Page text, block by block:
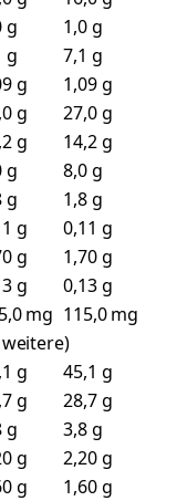
g
1,0 g
g
7,1 g
g
1,09 g
g
27,0 g
g
14,2 g
g
8,0 g
g
1,8 g
g
0,11 g
g
1,70 g
g
0,13 g
mg 115,0 mg
g
45,1 g
g
28,7 g
g
3,8 g
g
2,20 g
g
1,60 g